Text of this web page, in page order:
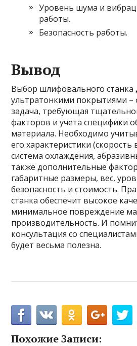
Уровень шума и
работы.
Безопасность работы.
Вывод
Выбор шлифовального станка
ультратонкими покрытиями –
задача, требующая
факторов и учета специфики
материала. Необходимо
его характеристики
система охлаждения,
также дополнительные
габаритные размеры, вес,
безопасность и стоимость.
станка обеспечит высокое
минимальное повреждение
производительность. И
консультация со
будет весьма полезна.
Похожие Записи: